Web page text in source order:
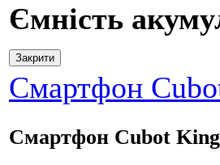
Ємність
Закрити
Смартфон
Смартфон Cubot